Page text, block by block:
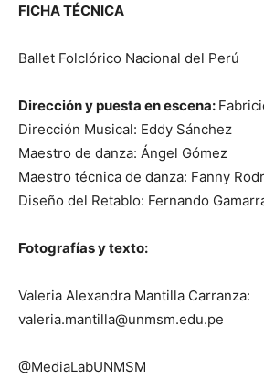
FICHA TÉCNICA
Ballet Folclórico Nacional del Perú
Dirección y puesta en escena:
Dirección Musical: Eddy Sánchez
Maestro de danza: Ángel Gómez
Maestro técnica de danza: Fanny
Diseño del Retablo: Fernando
Fotografías y texto:
Valeria Alexandra Mantilla Carranza:
valeria.mantilla@unmsm.edu.pe
@MediaLabUNMSM